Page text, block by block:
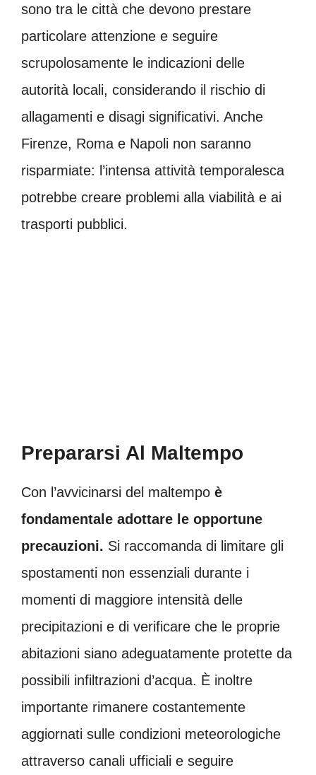
sono tra le città che devono prestare
particolare attenzione e seguire
scrupolosamente le indicazioni delle
autorità locali, considerando il rischio di
allagamenti e disagi significativi. Anche
Firenze, Roma e Napoli non saranno
risparmiate: l’intensa attività temporalesca
potrebbe creare problemi alla viabilità e ai
trasporti pubblici.
Prepararsi Al Maltempo
Con l’avvicinarsi del maltempo è
fondamentale adottare le opportune
precauzioni. Si raccomanda di limitare gli
spostamenti non essenziali durante i
momenti di maggiore intensità delle
precipitazioni e di verificare che le proprie
abitazioni siano adeguatamente protette da
possibili infiltrazioni d’acqua. È inoltre
importante rimanere costantemente
aggiornati sulle condizioni meteorologiche
attraverso canali ufficiali e seguire